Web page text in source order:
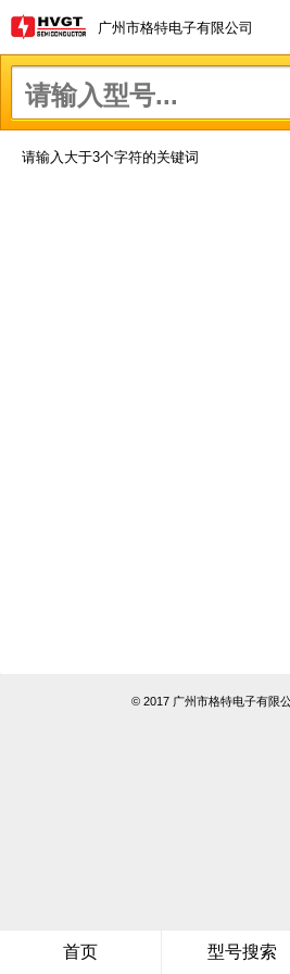
广州市格特电子有限公司
首页 型号搜索
请输入大于3个字符的关键词
© 2017 广州市格特电子有限